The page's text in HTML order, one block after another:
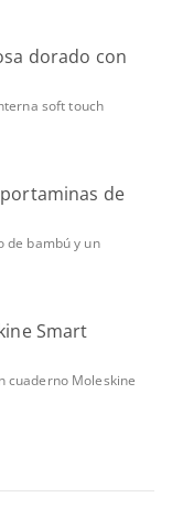
dorado con
soft touch
de
de bambú y un
Smart
cuaderno Moleskine